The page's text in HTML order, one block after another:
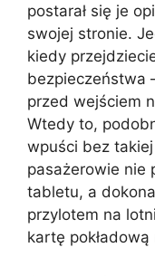
postarał się je
swojej stronie.
kiedy
bezpieczeństwa
przed wejściem
Wtedy to,
wpuści bez
pasażerowie nie
tabletu, a
przylotem na
kartę